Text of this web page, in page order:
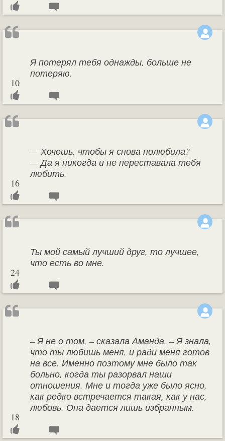
Я потерял тебя однажды, больше не
потеряю.
10
— Хочешь, чтобы я снова полюбила?
— Да я никогда и не переставала тебя
любить.
16
Ты мой самый лучший друг, то лучшее,
что есть во мне.
24
– Я не о том, – сказала Аманда. – Я знала,
что ты любишь меня, и ради меня готов
на все. Именно поэтому мне было так
больно, когда ты разорвал наши
отношения. Мне и тогда уже было ясно,
как редко встречается такая, как у нас,
любовь. Она дается лишь избранным.
18